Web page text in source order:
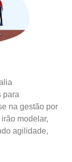
para
na gestão por
modelar,
agilidade,